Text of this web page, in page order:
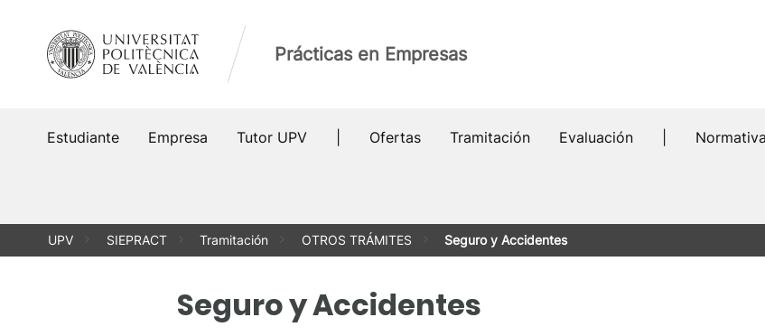
contenido
Prácticas en Empresas
Estudiante Empresa Tutor UPV Ofertas Tramitación Evaluación Normativa
UPV SIEPRACT Tramitación OTROS TRÁMITES Seguro y Accidentes
Seguro y Accidentes